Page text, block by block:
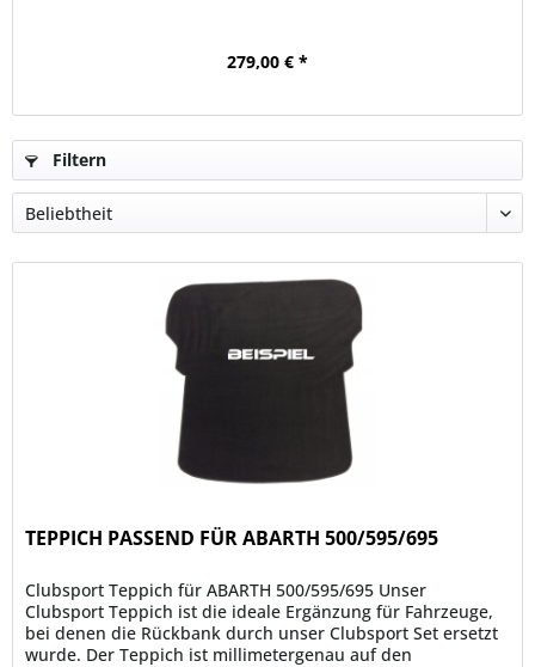
279,00 € *
Filtern
TEPPICH PASSEND FÜR ABARTH 500/595/695
Clubsport Teppich für ABARTH 500/595/695 Unser
Clubsport Teppich ist die ideale Ergänzung für Fahrzeuge,
bei denen die Rückbank durch unser Clubsport Set ersetzt
wurde. Der Teppich ist millimetergenau auf den